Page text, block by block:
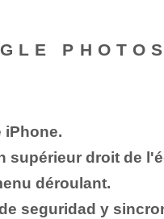
iPhone.
supérieur droit de
déroulant.
seguridad y